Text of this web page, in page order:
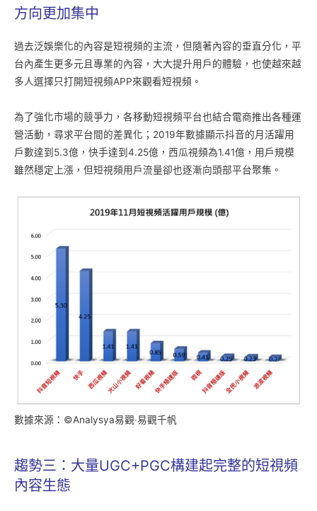
方向更加集中
過去泛娛樂化的內容是短視頻的主流，但隨著內容的垂直分化，平
台內產生更多元且專業的內容，大大提升用戶的體驗，也使越來越
多人選擇只打開短視頻APP來觀看短視頻。
為了強化市場的競爭力，各移動短視頻平台也結合電商推出各種運
營活動，尋求平台間的差異化；2019年數據顯示抖音的月活躍用
戶數達到5.3億，快手達到4.25億，西瓜視頻為1.41億，用戶規模
雖然穩定上漲，但短視頻用戶流量卻也逐漸向頭部平台聚集。
數據來源：©Analysya易觀‧易觀千帆
趨勢三：大量UGC+PGC構建起完整的短視頻
內容生態